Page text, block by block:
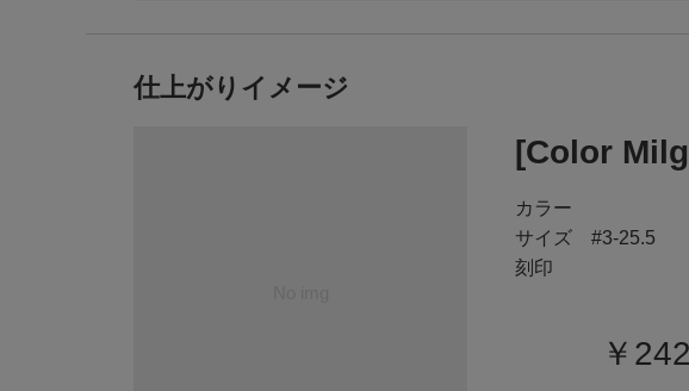
仕上がりイメージ
[Color
カラー
サイズ #3-25.5
刻印
￥